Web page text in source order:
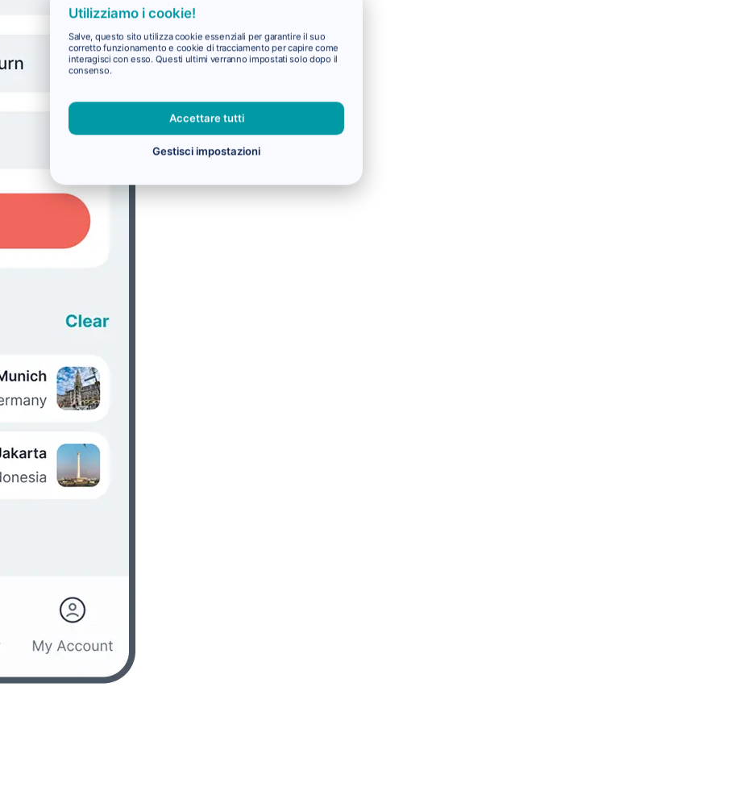
Utilizziamo i cookie!
Salve, questo sito utilizza cookie essenziali per garantire il suo
corretto funzionamento e cookie di tracciamento per capire come
interagisci con esso. Questi ultimi verranno impostati solo dopo il
consenso.
Accettare tutti
Gestisci impostazioni